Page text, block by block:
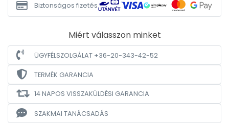
Biztonságos fizetés
Miért válasszon minket
ÜGYFÉLSZOLGÁLAT +36-20-343-42-52
TERMÉK GARANCIA
14 NAPOS VISSZAKÜLDÉSI GARANCIA
SZAKMAI TANÁCSADÁS